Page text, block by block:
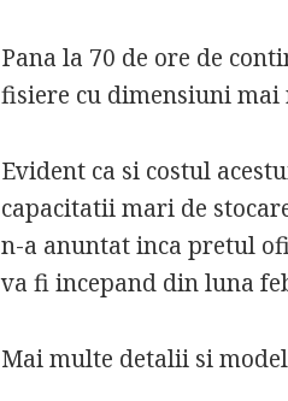
Pana la 70 de ore de
fisiere cu dimensiuni
Evident ca si costul
capacitatii mari de
n-a anuntat inca pretul
va fi incepand din luna
Mai multe detalii si